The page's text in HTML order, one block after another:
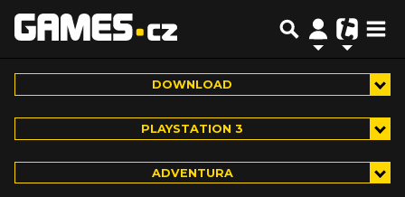
DOWNLOAD
PLAYSTATION 3
ADVENTURA